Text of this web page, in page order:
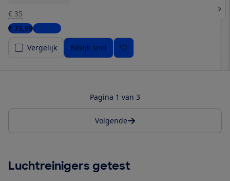
€ 35
€ 73,991 winkel
Vergelijk
Bekijk snel
Pagina 1 van 3
Volgende
Luchtreinigers getest